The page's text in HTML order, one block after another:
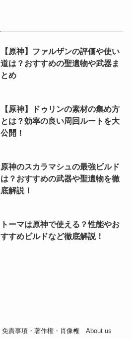
【原神】ファルザンの評価や使い
道は？おすすめの聖遺物や武器ま
とめ
【原神】ドゥリンの素材の集め方
とは？効率の良い周回ルートを大
公開！
原神のスカラマシュの最強ビルド
は？おすすめの武器や聖遺物を徹
底解説！
トーマは原神で使える？性能やお
すすめビルドなど徹底解説！
免責事項・著作権・肖像権 About us